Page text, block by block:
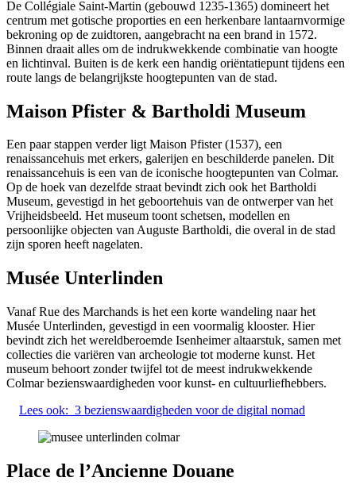
De Collégiale Saint-Martin (gebouwd 1235-1365) domineert het
centrum met gotische proporties en een herkenbare lantaarnvormige
bekroning op de zuidtoren, aangebracht na een brand in 1572.
Binnen draait alles om de indrukwekkende combinatie van hoogte
en lichtinval. Buiten is de kerk een handig oriëntatiepunt tijdens een
route langs de belangrijkste hoogtepunten van de stad.
Maison Pfister & Bartholdi Museum
Een paar stappen verder ligt Maison Pfister (1537), een
renaissancehuis met erkers, galerijen en beschilderde panelen. Dit
renaissancehuis is een van de iconische hoogtepunten van Colmar.
Op de hoek van dezelfde straat bevindt zich ook het Bartholdi
Museum, gevestigd in het geboortehuis van de ontwerper van het
Vrijheidsbeeld. Het museum toont schetsen, modellen en
persoonlijke objecten van Auguste Bartholdi, die overal in de stad
zijn sporen heeft nagelaten.
Musée Unterlinden
Vanaf Rue des Marchands is het een korte wandeling naar het
Musée Unterlinden, gevestigd in een voormalig klooster. Hier
bevindt zich het wereldberoemde Isenheimer altaarstuk, samen met
collecties die variëren van archeologie tot moderne kunst. Het
museum behoort zonder twijfel tot de meest indrukwekkende
Colmar bezienswaardigheden voor kunst- en cultuurliefhebbers.
Lees ook: 3 bezienswaardigheden voor de digital nomad
Place de l’Ancienne Douane